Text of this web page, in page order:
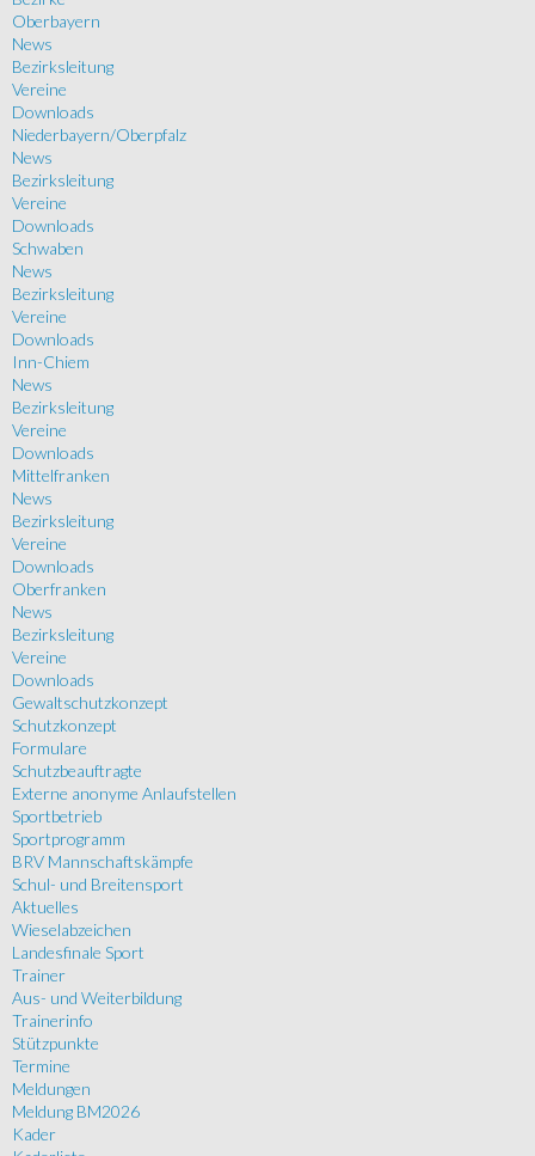
Oberbayern
News
Bezirksleitung
Vereine
Downloads
Niederbayern/Oberpfalz
News
Bezirksleitung
Vereine
Downloads
Schwaben
News
Bezirksleitung
Vereine
Downloads
Inn-Chiem
News
Bezirksleitung
Vereine
Downloads
Mittelfranken
News
Bezirksleitung
Vereine
Downloads
Oberfranken
News
Bezirksleitung
Vereine
Downloads
Gewaltschutzkonzept
Schutzkonzept
Formulare
Schutzbeauftragte
Externe anonyme Anlaufstellen
Sportbetrieb
Sportprogramm
BRV Mannschaftskämpfe
Schul- und Breitensport
Aktuelles
Wieselabzeichen
Landesfinale Sport
Trainer
Aus- und Weiterbildung
Trainerinfo
Stützpunkte
Termine
Meldungen
Meldung BM2026
Kader